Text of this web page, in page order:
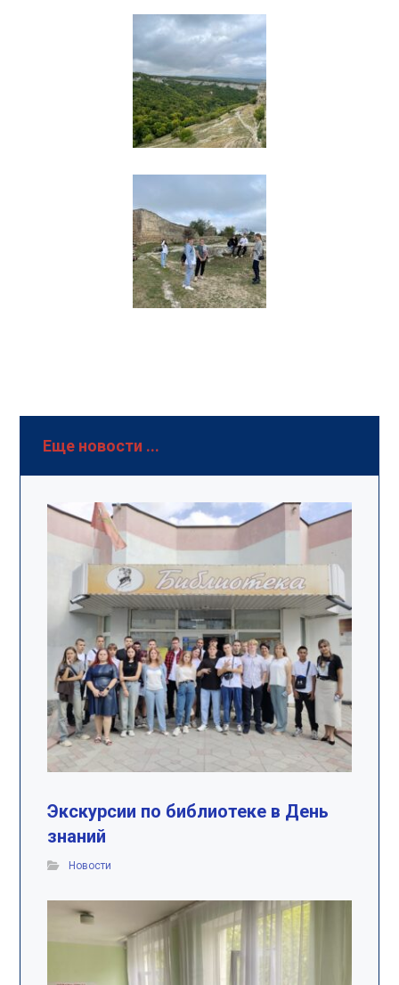
Еще новости ...
Экскурсии по библиотеке в День
знаний
Новости